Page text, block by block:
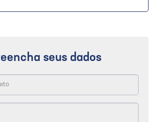
seus dados